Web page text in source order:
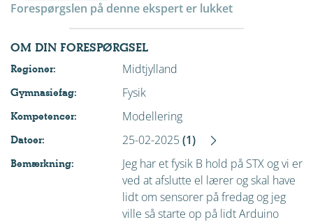
Forespørgslen på denne ekspert er lukket
OM DIN FORESPØRGSEL
Regioner: Midtjylland
Gymnasiefag: Fysik
Kompetencer: Modellering
Datoer: 25-02-2025(1)
Bemærkning:
Jeg har et fysik B hold på STX og vi er
ved at afslutte el lærer og skal have
lidt om sensorer på fredag og jeg
ville så starte op på lidt Arduino